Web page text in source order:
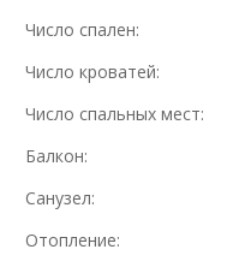
Число спален:
Число кроватей:
Число спальных мест:
Балкон:
Санузел:
Отопление: